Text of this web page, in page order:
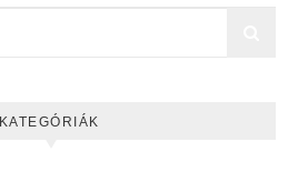
KATEGÓRIÁK